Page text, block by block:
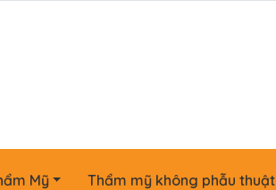
Mỹ Thẩm mỹ không phẫu thuật